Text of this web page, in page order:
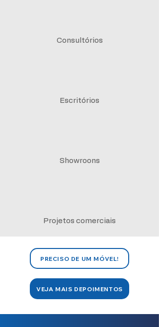
Consultórios
Escritórios
Showroons
Projetos comerciais
PRECISO DE UM MÓVEL!
VEJA MAIS DEPOIMENTOS